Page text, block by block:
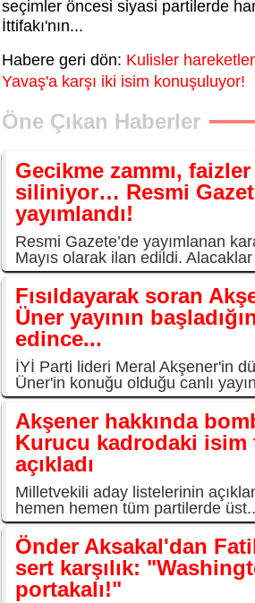
seçimler öncesi siyasi partilerde
İttifakı'nın...
Habere geri dön: Kulisler
Yavaş'a karşı iki isim konuşuluyor!
Öne Çıkan Haberler
Gecikme zammı,
siliniyor… Resmi
yayımlandı!
Resmi Gazete’de yayımlanan
Mayıs olarak ilan edildi.
Fısıldayarak soran
Üner yayının
edince...
İYİ Parti lideri Meral Akşener'in
Üner'in konuğu olduğu canlı
Akşener hakkında
Kurucu kadrodaki isim
açıkladı
Milletvekili aday listelerinin
hemen hemen tüm partilerde
Önder Aksakal'dan
sert karşılık:
portakalı!"